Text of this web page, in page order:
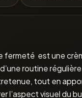
fermeté est une
routine
tout en
l’aspect visuel du